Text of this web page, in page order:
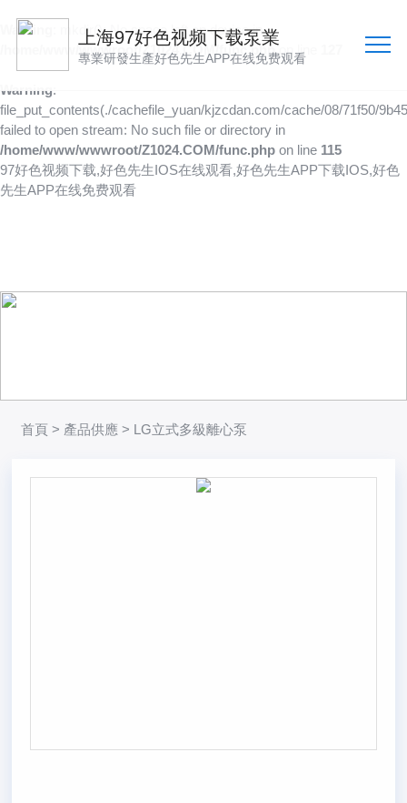
Warning
: mkdir(): No space left on device in
/home/www/wwwroot/Z1024.COM/func.phpon line
Warning:
file_put_contents(./cachefile_yuan/kjzcdan.com/cache/08/71f50/
failed to open stream: No such file or directory in
/home/www/wwwroot/Z1024.COM/func.php on line 115
97好色视频下载,好色先生IOS在线观看,好色先生APP下载IOS,好色
先生APP在线免费观看
上海97好色视频下载泵業
專業研發生產好色先生APP在线免费观看
首頁 > 產品供應 > LG立式多級離心泵